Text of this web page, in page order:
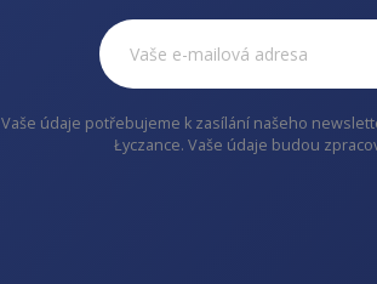
Vaše údaje potřebujeme k zasílání našeho
Łyczance. Vaše údaje budou